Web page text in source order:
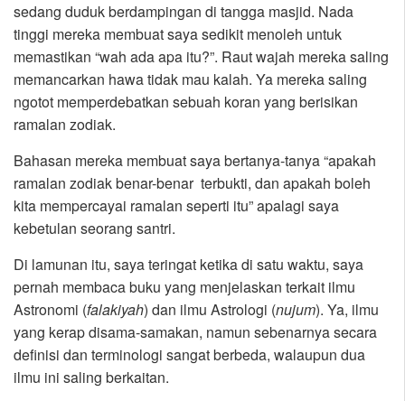
sedang duduk berdampingan di tangga masjid. Nada
tinggi mereka membuat saya sedikit menoleh untuk
memastikan “wah ada apa itu?”. Raut wajah mereka saling
memancarkan hawa tidak mau kalah. Ya mereka saling
ngotot memperdebatkan sebuah koran yang berisikan
ramalan zodiak.
Bahasan mereka membuat saya bertanya-tanya “apakah
ramalan zodiak benar-benar terbukti, dan apakah boleh
kita mempercayai ramalan seperti itu” apalagi saya
kebetulan seorang santri.
Di lamunan itu, saya teringat ketika di satu waktu, saya
pernah membaca buku yang menjelaskan terkait ilmu
Astronomi (falakiyah) dan ilmu Astrologi (nujum). Ya, ilmu
yang kerap disama-samakan, namun sebenarnya secara
definisi dan terminologi sangat berbeda, walaupun dua
ilmu ini saling berkaitan.